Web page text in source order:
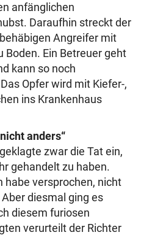
anfänglichen
Daraufhin streckt der
Angreifer mit
Boden. Ein Betreuer geht
kann so noch
Opfer wird mit Kiefer-,
ins Krankenhaus
anders“
zwar die Tat ein,
gehandelt zu haben.
habe versprochen, nicht
diesmal ging es
diesem furiosen
verurteilt der Richter